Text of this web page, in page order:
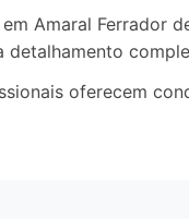
Amaral Ferrador
detalhamento
oferecem